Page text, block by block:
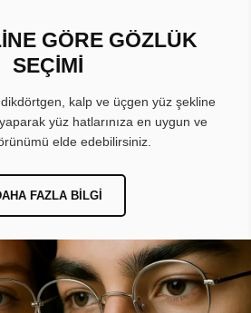
GÖRE GÖZLÜK
SEÇİMİ
kalp ve üçgen yüz şekline
yüz hatlarınıza en uygun ve
elde edebilirsiniz.
FAZLA BILGI